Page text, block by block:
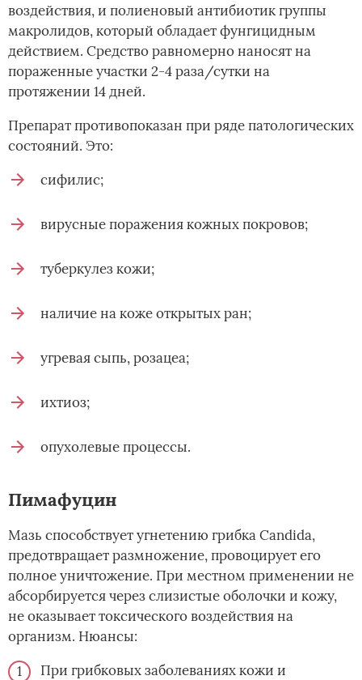
воздействия, и полиеновый антибиотик группы
макролидов, который обладает фунгицидным
действием. Средство равномерно наносят на
пораженные участки 2-4 раза/сутки на
протяжении 14 дней.
Препарат противопоказан при ряде патологических
состояний. Это:
сифилис;
вирусные поражения кожных покровов;
туберкулез кожи;
наличие на коже открытых ран;
угревая сыпь, розацеа;
ихтиоз;
опухолевые процессы.
Пимафуцин
Мазь способствует угнетению грибка Candida,
предотвращает размножение, провоцирует его
полное уничтожение. При местном применении не
абсорбируется через слизистые оболочки и кожу,
не оказывает токсического воздействия на
организм. Нюансы:
При грибковых заболеваниях кожи и